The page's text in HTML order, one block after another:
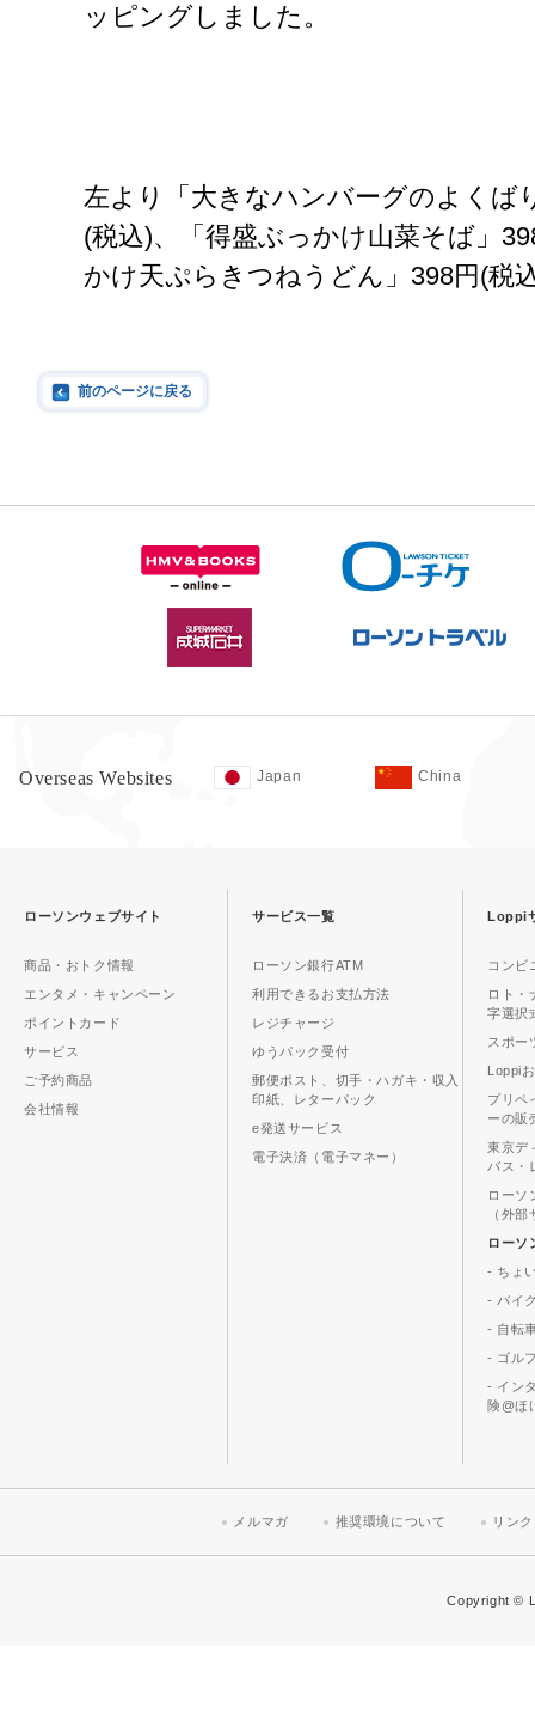
ッピングしました。
左より「大きなハンバーグのよくば
(税込)、「得盛ぶっかけ山菜そば」
かけ天ぷらきつねうどん」398円(税
前のページに戻る
Overseas Websites Japan China
ローソンウェブサイト
商品・おトク情報
エンタメ・キャンペーン
ポイントカード
サービス
ご予約商品
会社情報
サービス一覧
ローソン銀行ATM
利用できるお支払方法
レジチャージ
ゆうパック受付
郵便ポスト、切手・ハガキ・収入
印紙、レターパック
e発送サービス
電子決済（電子マネー）
Loppi
コンビ
ロト・
字選択
スポー
Loppi
プリペ
ーの販
東京デ
バス・
ローソ
（外
ローソ
- ちょ
- バイ
- 自転
- ゴル
- イン
険@ほ
メルマガ 推奨環境について リン
Copyright ©